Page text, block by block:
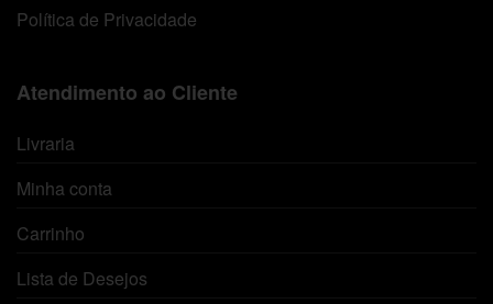
Política de Privacidade
Atendimento ao Cliente
Livraria
Minha conta
Carrinho
Lista de Desejos